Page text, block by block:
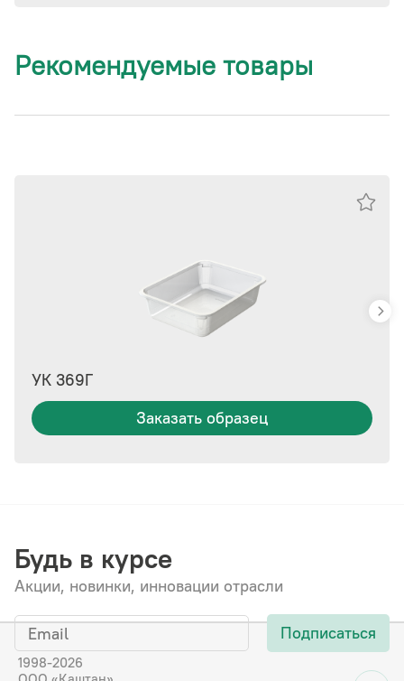
Рекомендуемые товары
УК 369Г
Заказать образец
Будь в курсе
Акции, новинки, инновации отрасли
Подписаться
1998-2026